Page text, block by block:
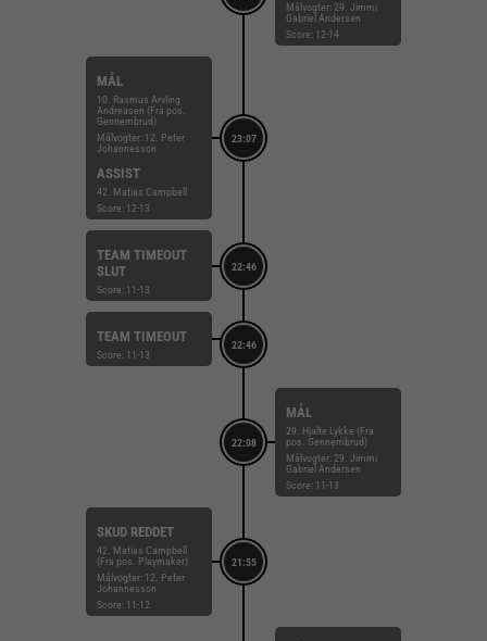
Målvogter: 29. Jimmi
Gabriel Andersen
Score: 12-14
23:07
MÅL
10. Rasmus Arvling
Andreasen (Fra pos.
Gennembrud)
Målvogter: 12. Peter
Johannesson
ASSIST
42. Matias Campbell
Score: 12-13
22:46
TEAM TIMEOUT
SLUT
Score: 11-13
22:46
TEAM TIMEOUT
Score: 11-13
22:08
MÅL
29. Hjalte Lykke (Fra
pos. Gennembrud)
Målvogter: 29. Jimmi
Gabriel Andersen
Score: 11-13
21:55
SKUD REDDET
42. Matias Campbell
(Fra pos. Playmaker)
Målvogter: 12. Peter
Johannesson
Score: 11-12